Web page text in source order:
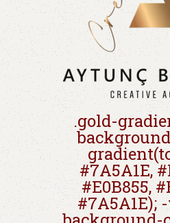
.gold-
#7A5A1E,
#E0B855,
#7A5A1E);